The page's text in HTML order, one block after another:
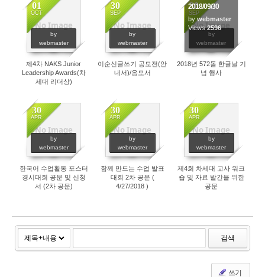
No Image
01
OCT
by
webmaster
2845
제4차 NAKS Junior
Leadership Awards(차
세대 리더상)
No Image
30
SEP
by
webmaster
4871
이순신글쓰기 공모전(안
내서)/응모서
No Image
30
SEP
by
webmaster
2018/09/30
bywebmaster
Views2596
2018년 572돌 한글날 기
념 행사
No Image
30
APR
by
webmaster
2637
한국어 수업활동 포스터
경시대회 공문 및 신청
서 (2차 공문)
No Image
30
APR
by
webmaster
2745
함께 만드는 수업 발표
대회 2차 공문 (
4/27/2018 )
No Image
30
APR
by
webmaster
2607
제4회 차세대 교사 워크
숍 및 자료 발간을 위한
공문
검색
쓰기